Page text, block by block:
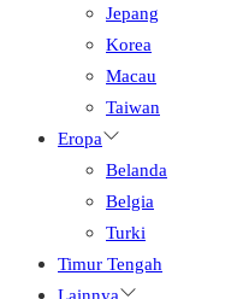
Jepang
Korea
Macau
Taiwan
Eropa
Belanda
Belgia
Turki
Timur Tengah
Lainnya